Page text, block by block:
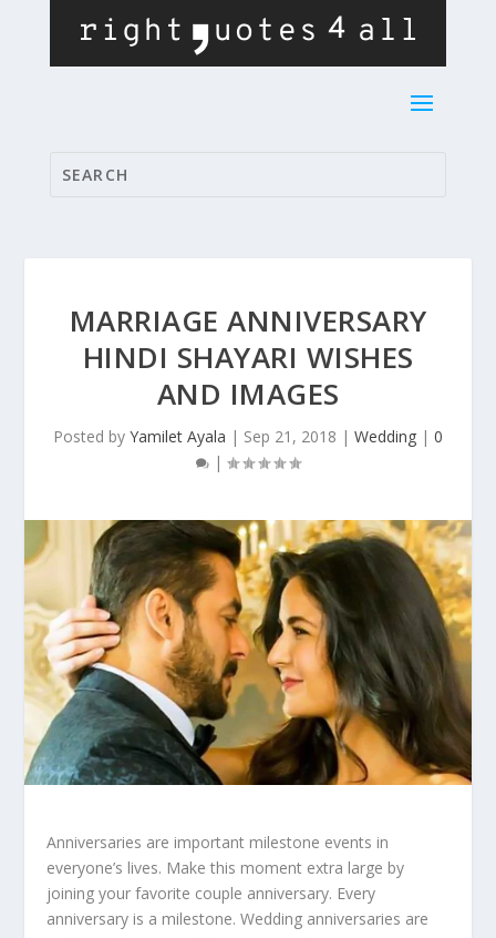
MARRIAGE ANNIVERSARY
HINDI SHAYARI WISHES
AND IMAGES
Posted by Yamilet Ayala | Sep 21, 2018 | Wedding | 0
|
Anniversaries are important milestone events in
everyone’s lives. Make this moment extra large by
joining your favorite couple anniversary. Every
anniversary is a milestone. Wedding anniversaries are